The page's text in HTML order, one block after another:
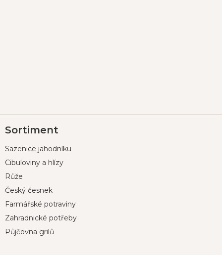
á
a
Sortiment
Sazenice jahodníku
Cibuloviny a hlízy
Růže
Český česnek
Farmářské potraviny
Zahradnické potřeby
Půjčovna grilů